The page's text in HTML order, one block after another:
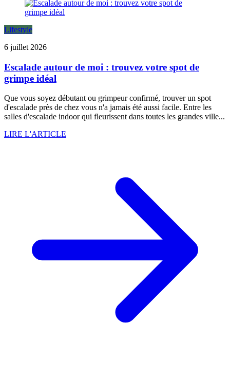
Lifestyle
6 juillet 2026
Escalade autour de moi : trouvez votre spot de
grimpe idéal
Que vous soyez débutant ou grimpeur confirmé, trouver un spot
d'escalade près de chez vous n'a jamais été aussi facile. Entre les
salles d'escalade indoor qui fleurissent dans toutes les grandes ville...
LIRE L'ARTICLE